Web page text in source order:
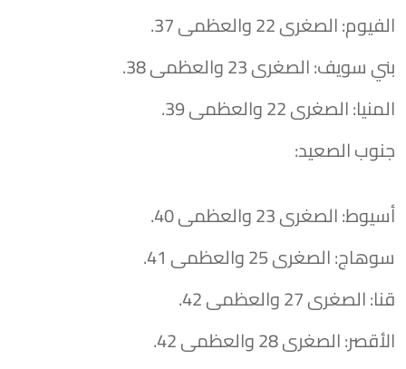
​الفيوم: الصغرى 22 والعظمى 37.
​بني سويف: الصغرى 23 والعظمى 38.
​المنيا: الصغرى 22 والعظمى 39.
​جنوب الصعيد:
​أسيوط: الصغرى 23 والعظمى 40.
​سوهاج: الصغرى 25 والعظمى 41.
​قنا: الصغرى 27 والعظمى 42.
​الأقصر: الصغرى 28 والعظمى 42.